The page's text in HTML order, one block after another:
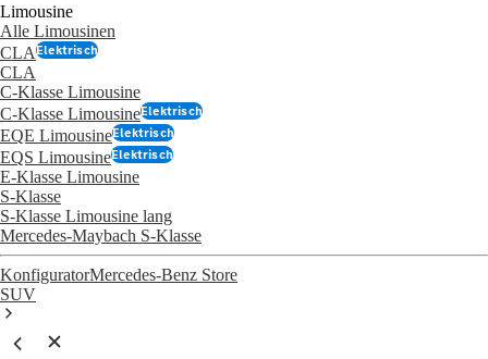
Limousine
Alle Limousinen
CLAElektrisch
CLA
C-Klasse Limousine
C-Klasse LimousineElektrisch
EQE LimousineElektrisch
EQS LimousineElektrisch
E-Klasse Limousine
S-Klasse
S-Klasse Limousine lang
Mercedes-Maybach S-Klasse
KonfiguratorMercedes-Benz Store
SUV